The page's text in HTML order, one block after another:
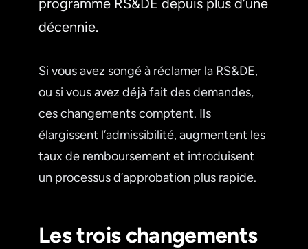
programme RS&DE depuis plus d’une
décennie.
Si vous avez songé à réclamer la RS&DE,
ou si vous avez déjà fait des demandes,
ces changements comptent. Ils
élargissent l’admissibilité, augmentent les
taux de remboursement et introduisent
un processus d’approbation plus rapide.
Les trois changements